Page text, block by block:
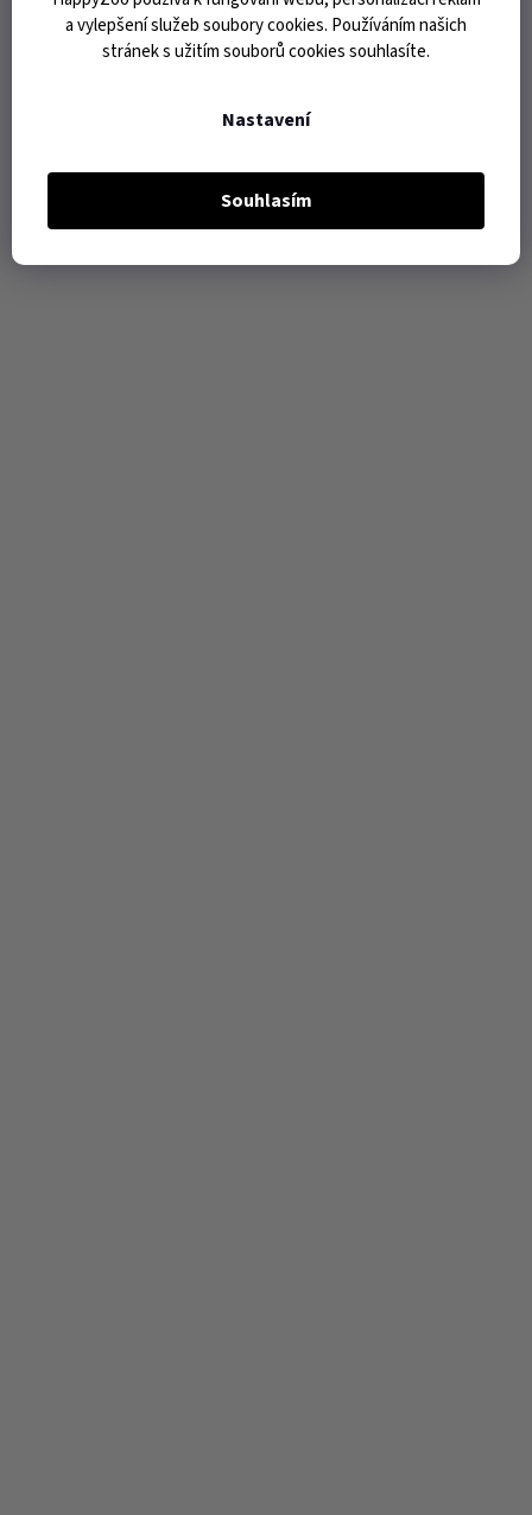
a vylepšení služeb soubory cookies. Používáním našich
stránek s užitím souborů cookies souhlasíte.
Nastavení
Souhlasím